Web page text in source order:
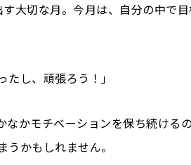
大切な月。今月は、自分の中で
たし、頑張ろう！」
なかモチベーションを保ち続ける
かもしれません。